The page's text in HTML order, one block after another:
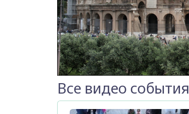
Все видео события